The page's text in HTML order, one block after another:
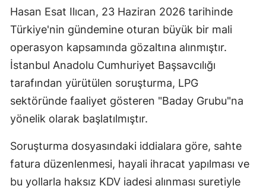
Hasan Esat Ilıcan, 23 Haziran 2026 tarihinde
Türkiye'nin gündemine oturan büyük bir mali
operasyon kapsamında gözaltına alınmıştır.
İstanbul Anadolu Cumhuriyet Başsavcılığı
tarafından yürütülen soruşturma, LPG
sektöründe faaliyet gösteren "Baday Grubu"na
yönelik olarak başlatılmıştır.
Soruşturma dosyasındaki iddialara göre, sahte
fatura düzenlenmesi, hayali ihracat yapılması ve
bu yollarla haksız KDV iadesi alınması suretiyle